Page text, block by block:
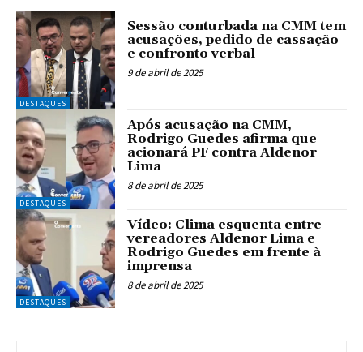
DESTAQUES
Sessão conturbada na CMM tem
acusações, pedido de cassação
e confronto verbal
9 de abril de 2025
DESTAQUES
Após acusação na CMM,
Rodrigo Guedes afirma que
acionará PF contra Aldenor
Lima
8 de abril de 2025
DESTAQUES
Vídeo: Clima esquenta entre
vereadores Aldenor Lima e
Rodrigo Guedes em frente à
imprensa
8 de abril de 2025